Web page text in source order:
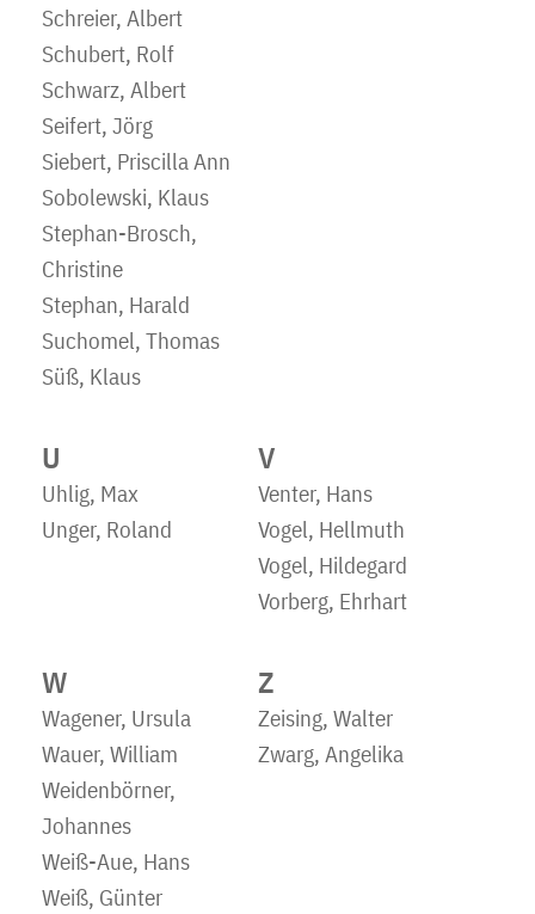
Schreier, Albert
Schubert, Rolf
Schwarz, Albert
Seifert, Jörg
Siebert, Priscilla Ann
Sobolewski, Klaus
Stephan-Brosch,
Christine
Stephan, Harald
Suchomel, Thomas
Süß, Klaus
U
Uhlig, Max
Unger, Roland
V
Venter, Hans
Vogel, Hellmuth
Vogel, Hildegard
Vorberg, Ehrhart
W
Wagener, Ursula
Wauer, William
Weidenbörner,
Johannes
Weiß-Aue, Hans
Weiß, Günter
Z
Zeising, Walter
Zwarg, Angelika